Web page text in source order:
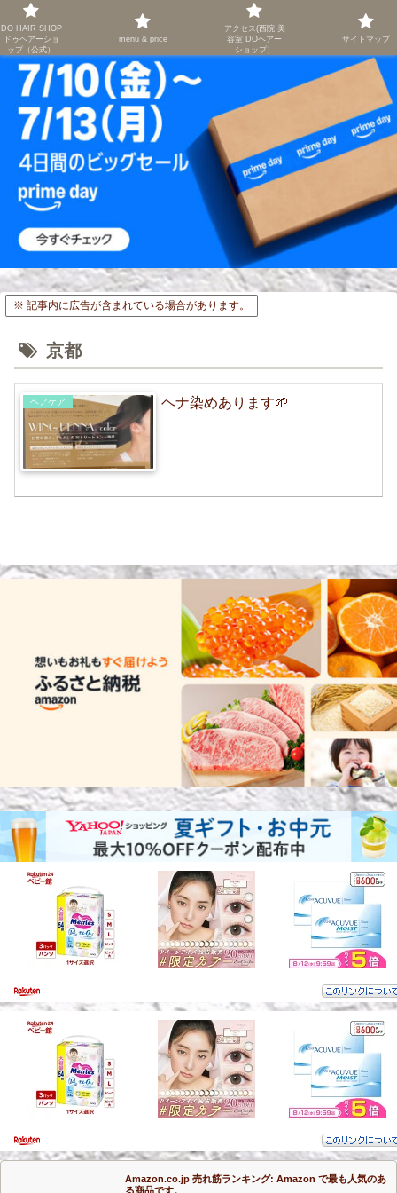
右京区西院 西京極／葛野大路 高辻／ 美容室 DO HAIR SHOP
※ 記事内に広告が含まれている場合があります。
京都
ヘアケア ヘナ染めあります🌱
Amazon.co.jp 売れ筋ランキング: Amazon で最も人気のあ
る商品です。
DO HAIR SHOP
ドゥヘアーショ
ップ（公式）
menu & price
アクセス(西院 美
容室 DOヘアー
ショップ）
サイトマップ